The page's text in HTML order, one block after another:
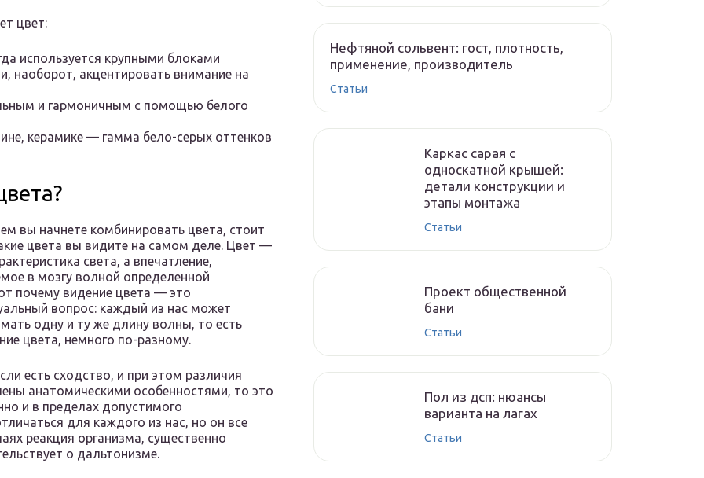
цвет:
используется крупными блоками
наоборот, акцентировать внимание на
и гармоничным с помощью белого
керамике — гамма бело-серых оттенков
вы начнете комбинировать цвета, стоит
цвета вы видите на самом деле. Цвет —
света, а впечатление,
в мозгу волной определенной
почему видение цвета — это
вопрос: каждый из нас может
одну и ту же длину волны, то есть
цвета, немного по-разному.
есть сходство, и при этом различия
анатомическими особенностями, то это
и в пределах допустимого
для каждого из нас, но он все
реакция организма, существенно
о дальтонизме.
Нефтяной сольвент: гост, плотность,
применение, производитель
Cтатьи
Каркас сарая с
односкатной крышей:
детали конструкции и
этапы монтажа
Cтатьи
Проект общественной
бани
Cтатьи
Пол из дсп: нюансы
варианта на лагах
Cтатьи